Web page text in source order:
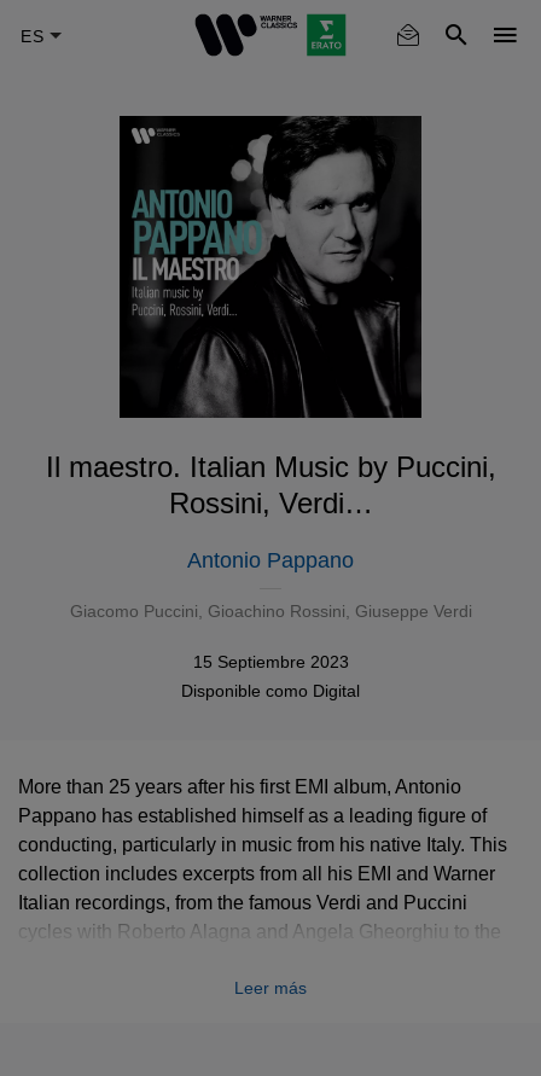
Il maestro. Italian Music by Puccini,
Rossini, Verdi…
Antonio Pappano
Giacomo Puccini Gioachino Rossini Giuseppe Verdi
15 Septiembre 2023
Disponible como Digital
More than 25 years after his first EMI album, Antonio
Pappano has established himself as a leading figure of
conducting, particularly in music from his native Italy. This
collection includes excerpts from all his EMI and Warner
Italian recordings, from the famous Verdi and Puccini
cycles with Roberto Alagna and Angela Gheorghiu to the
Leer más